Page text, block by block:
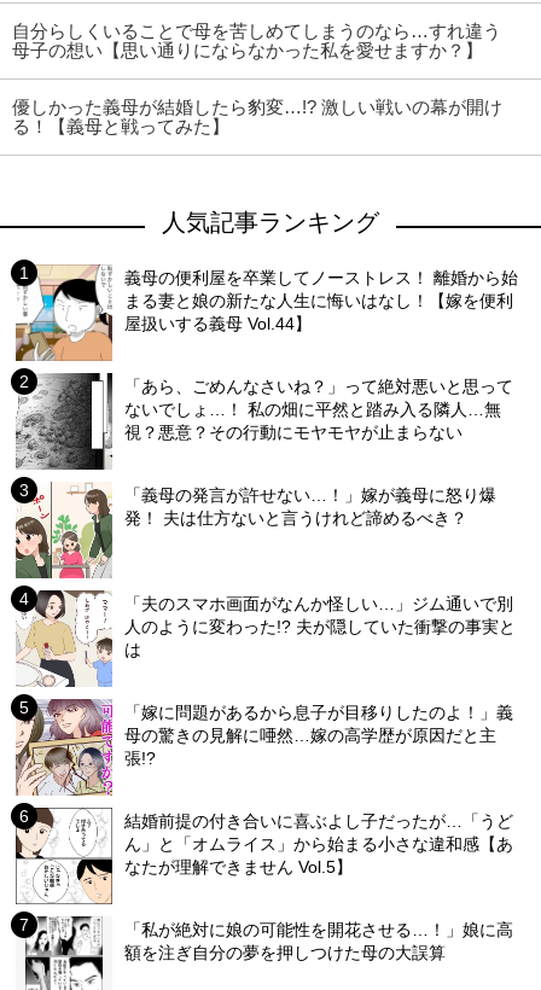
自分らしくいることで母を苦しめてしまうのなら…すれ違う
母子の想い【思い通りにならなかった私を愛せますか？】
優しかった義母が結婚したら豹変…!? 激しい戦いの幕が開け
る！【義母と戦ってみた】
人気記事ランキング
義母の便利屋を卒業してノーストレス！ 離婚から始
まる妻と娘の新たな人生に悔いはなし！【嫁を便利
屋扱いする義母 Vol.44】
「あら、ごめんなさいね？」って絶対悪いと思って
ないでしょ…！ 私の畑に平然と踏み入る隣人…無
視？悪意？その行動にモヤモヤが止まらない
「義母の発言が許せない…！」嫁が義母に怒り爆
発！ 夫は仕方ないと言うけれど諦めるべき？
「夫のスマホ画面がなんか怪しい…」ジム通いで別
人のように変わった!? 夫が隠していた衝撃の事実と
は
「嫁に問題があるから息子が目移りしたのよ！」義
母の驚きの見解に唖然…嫁の高学歴が原因だと主
張!?
結婚前提の付き合いに喜ぶよし子だったが…「うど
ん」と「オムライス」から始まる小さな違和感【あ
なたが理解できません Vol.5】
「私が絶対に娘の可能性を開花させる…！」娘に高
額を注ぎ自分の夢を押しつけた母の大誤算